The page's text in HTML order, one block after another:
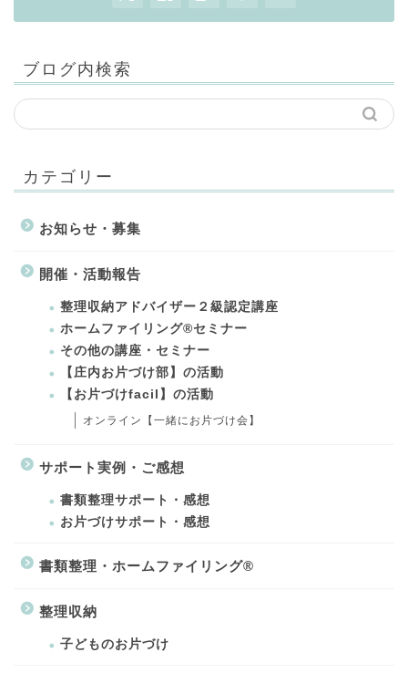
ブログ内検索
カテゴリー
お知らせ・募集
開催・活動報告
整理収納アドバイザー２級認定講座
ホームファイリング®セミナー
その他の講座・セミナー
【庄内お片づけ部】の活動
【お片づけfacil】の活動
オンライン【一緒にお片づけ会】
サポート実例・ご感想
書類整理サポート・感想
お片づけサポート・感想
書類整理・ホームファイリング®
整理収納
子どものお片づけ